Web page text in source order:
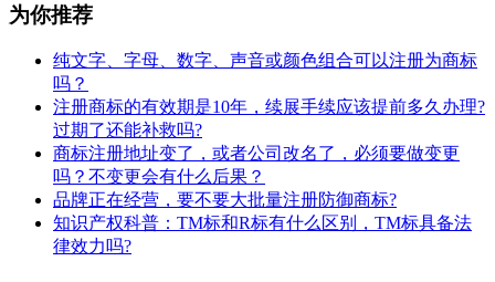
为你推荐
纯文字、字母、数字、声音或颜色组合可以注册为商标
吗？
注册商标的有效期是10年，续展手续应该提前多久办理?
过期了还能补救吗?
商标注册地址变了，或者公司改名了，必须要做变更
吗？不变更会有什么后果？
​品牌正在经营，要不要大批量注册防御商标?
知识产权科普：TM标和R标有什么区别，TM标具备法
律效力吗?